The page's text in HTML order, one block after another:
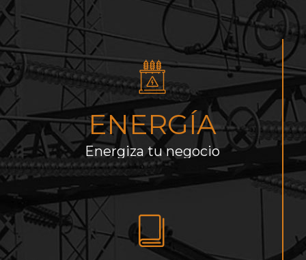
ENERGÍA
Energiza tu negocio